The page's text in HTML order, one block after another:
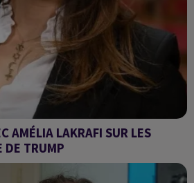
AMÉLIA LAKRAFI SUR LES
DE TRUMP
l’économie mondiale.